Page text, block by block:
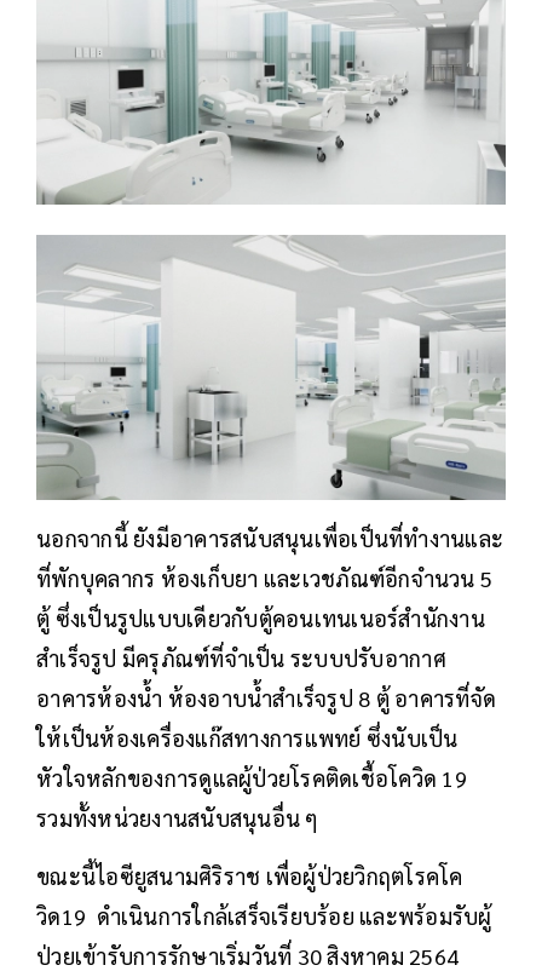
นอกจากนี้ ยังมีอาคารสนับสนุนเพื่อเป็นที่ทำงานและ
ที่พักบุคลากร ห้องเก็บยา และเวชภัณฑ์อีกจำนวน 5
ตู้ ซึ่งเป็นรูปแบบเดียวกับตู้คอนเทนเนอร์สำนักงาน
สำเร็จรูป มีครุภัณฑ์ที่จำเป็น ระบบปรับอากาศ
อาคารห้องน้ำ ห้องอาบน้ำสำเร็จรูป 8 ตู้ อาคารที่จัด
ให้เป็นห้องเครื่องแก๊สทางการแพทย์ ซึ่งนับเป็น
หัวใจหลักของการดูแลผู้ป่วยโรคติดเชื้อโควิด 19
รวมทั้งหน่วยงานสนับสนุนอื่น ๆ
ขณะนี้ไอซียูสนามศิริราช เพื่อผู้ป่วยวิกฤตโรคโค
วิด19 ดำเนินการใกล้เสร็จเรียบร้อย และพร้อมรับผู้
ป่วยเข้ารับการรักษาเริ่มวันที่ 30 สิงหาคม 2564